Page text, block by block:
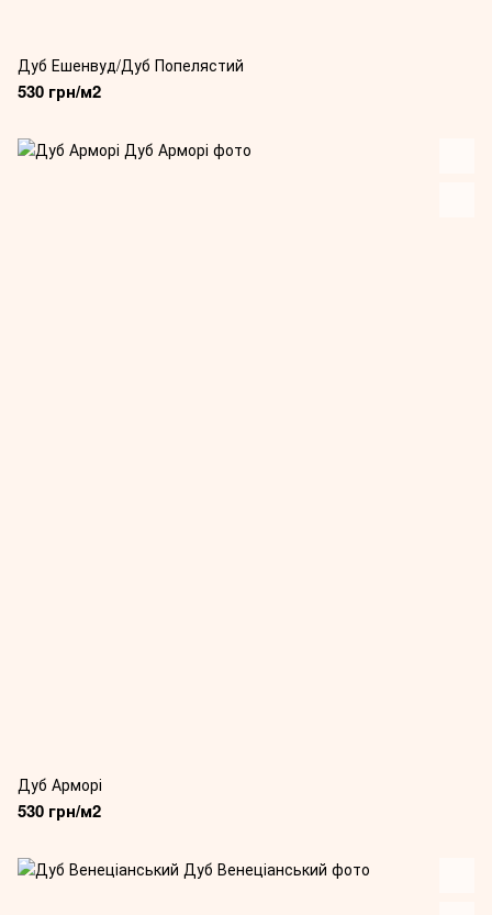
Дуб Ешенвуд/Дуб Попелястий
530 грн/м2
Дуб Арморі
530 грн/м2